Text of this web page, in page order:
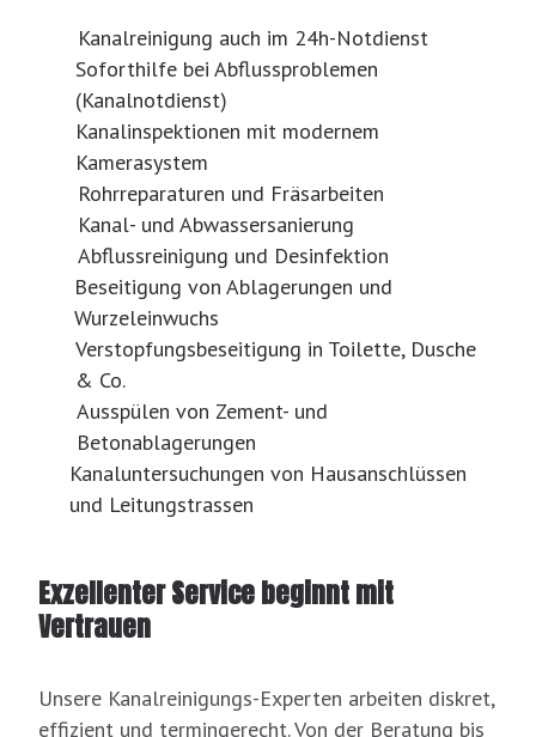
Kanalreinigung auch im 24h-Notdienst
Soforthilfe bei Abflussproblemen
(Kanalnotdienst)
Kanalinspektionen mit modernem
Kamerasystem
Rohrreparaturen und Fräsarbeiten
Kanal- und Abwassersanierung
Abflussreinigung und Desinfektion
Beseitigung von Ablagerungen und
Wurzeleinwuchs
Verstopfungsbeseitigung in Toilette, Dusche
& Co.
Ausspülen von Zement- und
Betonablagerungen
Kanaluntersuchungen von Hausanschlüssen
und Leitungstrassen
Exzellenter Service beginnt mit
Vertrauen
Unsere Kanalreinigungs-Experten arbeiten diskret,
effizient und termingerecht. Von der Beratung bis